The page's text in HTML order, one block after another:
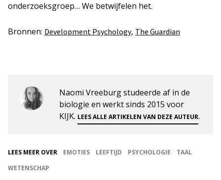
onderzoeksgroep… We betwijfelen het.
Bronnen: Development Psychology, The Guardian
Naomi Vreeburg studeerde af in de
biologie en werkt sinds 2015 voor
KIJK. LEES ALLE ARTIKELEN VAN DEZE AUTEUR.
LEES MEER OVER EMOTIES LEEFTIJD PSYCHOLOGIE
TAAL
WETENSCHAP